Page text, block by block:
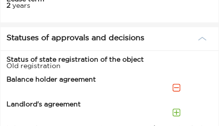
2 years
Statuses of approvals and decisions
Status of state registration of the object
Old registration
Balance holder agreement
Landlord's agreement